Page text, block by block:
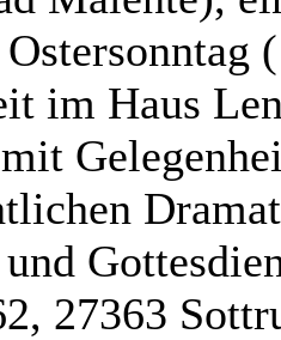
im Haus
und
27363